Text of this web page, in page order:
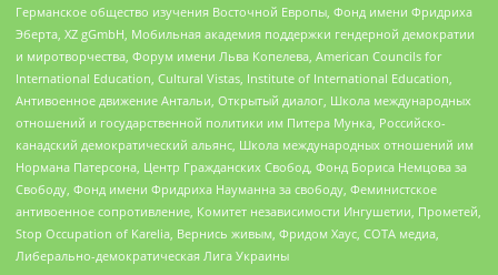
Германское общество изучения Восточной Европы, Фонд имени Фридриха
Эберта, XZ gGmbH, Мобильная академия поддержки гендерной демократии
и миротворчества, Форум имени Льва Копелева, American Councils for
International Education, Cultural Vistas, Institute of International Education,
Антивоенное движение Антальи, Открытый диалог, Школа международных
отношений и государственной политики им Питера Мунка, Российско-
канадский демократический альянс, Школа международных отношений им
Нормана Патерсона, Центр Гражданских Свобод, Фонд Бориса Немцова за
Свободу, Фонд имени Фридриха Науманна за свободу, Феминистское
антивоенное сопротивление, Комитет независимости Ингушетии, Прометей,
Stop Occupation of Karelia, Вернись живым, Фридом Хаус, СОТА медиа,
Либерально-демократическая Лига Украины